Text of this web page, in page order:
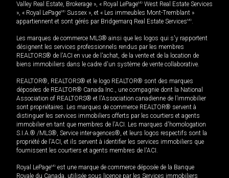
Valley Real Estate, Brokerage », « Royal LePageMD West Real Estate Services
», « Royal LePageMD Sussex », et « Les immeubles Mont-Tremblant »
appartiennent et sont gérés par Bridgemarq Real Estate ServicesMD.
Les marques de commerce MLS® ainsi que les logos qui s'y rapportent
désignent les services professionnels rendus par les membres
REALTORS® de l'ACI en vue de l'achat, de la vente et de la location de
biens immobiliers dans le cadre d'un système de vente collaborative.
REALTOR®, REALTORS® et le logo REALTOR® sont des marques
déposées de REALTOR® Canada Inc., une compagnie dont la National
Association of REALTORS® et l'Association canadienne de l’immobilier
sont propriétaires. Les marques de commerce REALTOR® servent à
distinguer les services immobiliers offerts par les courtiers et agents
immobilier en tant que membres de l'ACI. Les marques d'homologation
S.I.A.® /MLS®, Service inter-agences®, et leurs logos respectifs sont la
propriété de l'ACI, et ils servent à identifier les services immobiliers que
fournissent les courtiers et agents membres de l'ACI.
Royal LePageMD est une marque de commerce déposée de la Banque
Royale du Canada, utilisée sous licence par les Services immobiliers